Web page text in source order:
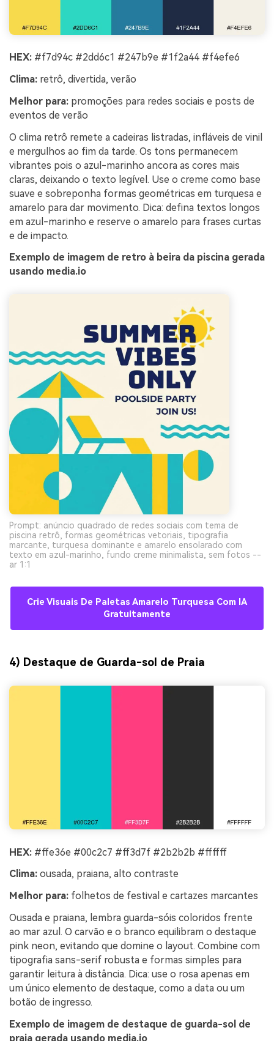
HEX: #f7d94c #2dd6c1 #247b9e #1f2a44 #f4efe6
Clima: retrô, divertida, verão
Melhor para: promoções para redes sociais e posts de
eventos de verão
O clima retrô remete a cadeiras listradas, infláveis de vinil
e mergulhos ao fim da tarde. Os tons permanecem
vibrantes pois o azul-marinho ancora as cores mais
claras, deixando o texto legível. Use o creme como base
suave e sobreponha formas geométricas em turquesa e
amarelo para dar movimento. Dica: defina textos longos
em azul-marinho e reserve o amarelo para frases curtas
e de impacto.
Exemplo de imagem de retro à beira da piscina gerada
usando media.io
Prompt: anúncio quadrado de redes sociais com tema de
piscina retrô, formas geométricas vetoriais, tipografia
marcante, turquesa dominante e amarelo ensolarado com
texto em azul-marinho, fundo creme minimalista, sem fotos --
ar 1:1
Crie Visuais De Paletas Amarelo Turquesa Com IA
Gratuitamente
4) Destaque de Guarda-sol de Praia
HEX: #ffe36e #00c2c7 #ff3d7f #2b2b2b #ffffff
Clima: ousada, praiana, alto contraste
Melhor para: folhetos de festival e cartazes marcantes
Ousada e praiana, lembra guarda-sóis coloridos frente
ao mar azul. O carvão e o branco equilibram o destaque
pink neon, evitando que domine o layout. Combine com
tipografia sans-serif robusta e formas simples para
garantir leitura à distância. Dica: use o rosa apenas em
um único elemento de destaque, como a data ou um
botão de ingresso.
Exemplo de imagem de destaque de guarda-sol de
praia gerada usando media.io